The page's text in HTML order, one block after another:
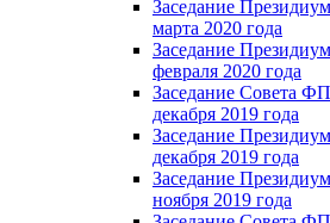
Заседание
марта 2020 года
Заседание
февраля 2020 года
Заседание Совета
декабря 2019 года
Заседание
декабря 2019 года
Заседание
ноября 2019 года